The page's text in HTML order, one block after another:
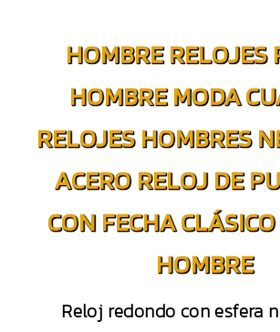
HOMBRE RELOJES
HOMBRE MODA
RELOJES HOMBRES
ACERO RELOJ DE
CON FECHA
HOMBRE
Reloj redondo con esfera